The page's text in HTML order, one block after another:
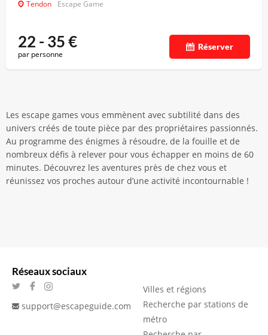
Tendon Escape Game
22 - 35€
par personne
Réserver
Les escape games vous emmènent avec subtilité dans des
univers créés de toute pièce par des propriétaires passionnés.
Au programme des énigmes à résoudre, de la fouille et de
nombreux défis à relever pour vous échapper en moins de 60
minutes. Découvrez les aventures près de chez vous et
réunissez vos proches autour d’une activité incontournable !
Réseaux sociaux
support@escapeguide.com
Villes et régions
Recherche par stations de
métro